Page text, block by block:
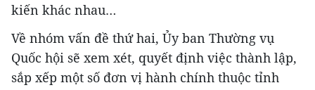
kiến khác nhau…
Về nhóm vấn đề thứ hai, Ủy ban Thường vụ
Quốc hội sẽ xem xét, quyết định việc thành lập,
sắp xếp một số đơn vị hành chính thuộc tỉnh